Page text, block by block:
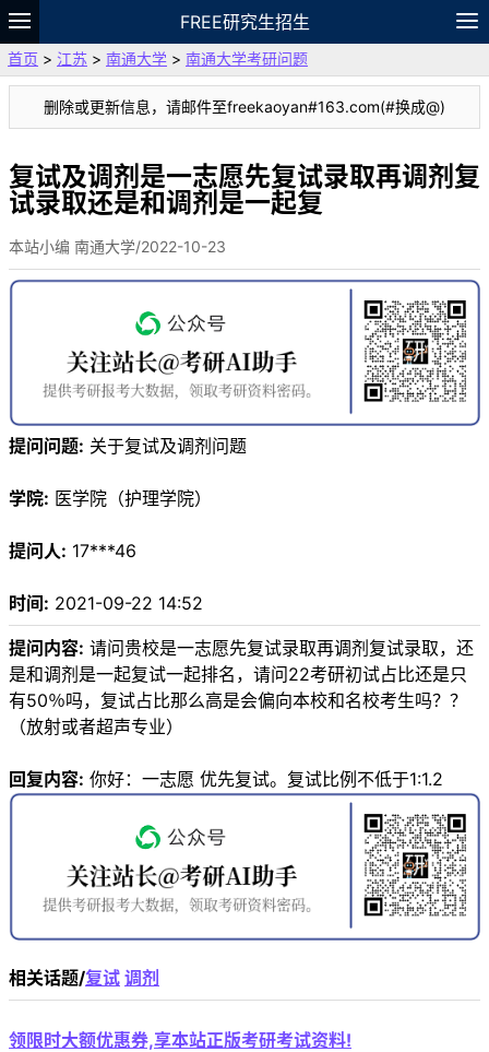
FREE研究生招生
题库
故事 专题 APP 笔记
VIP
资料
首页 > 江苏 > 南通大学 > 南通大学考研问题
删除或更新信息，请邮件至freekaoyan#163.com(#换成@)
复试及调剂是一志愿先复试录取再调剂复
试录取还是和调剂是一起复
本站小编 南通大学/2022-10-23
提问问题: 关于复试及调剂问题
学院: 医学院（护理学院）
提问人: 17***46
时间: 2021-09-22 14:52
提问内容: 请问贵校是一志愿先复试录取再调剂复试录取，还
是和调剂是一起复试一起排名，请问22考研初试占比还是只
有50％吗，复试占比那么高是会偏向本校和名校考生吗？？
（放射或者超声专业）
回复内容: 你好：一志愿 优先复试。复试比例不低于1:1.2
相关话题/复试 调剂
领限时大额优惠券,享本站正版考研考试资料!